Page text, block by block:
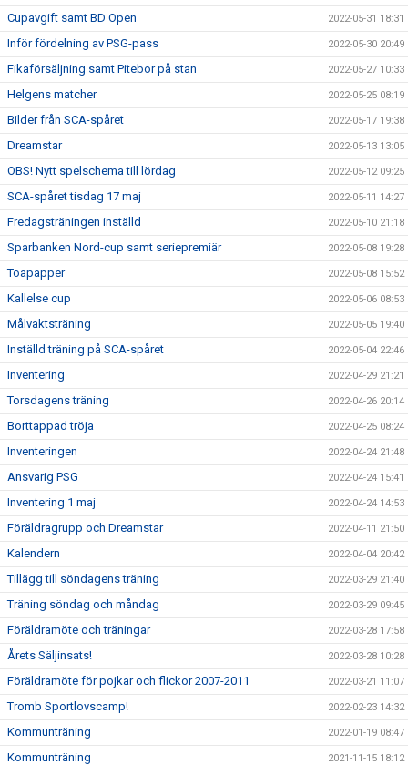
Cupavgift samt BD Open 2022-05-31 18:31
Inför fördelning av PSG-pass 2022-05-30 20:49
Fikaförsäljning samt Pitebor på stan 2022-05-27 10:33
Helgens matcher 2022-05-25 08:19
Bilder från SCA-spåret 2022-05-17 19:38
Dreamstar 2022-05-13 13:05
OBS! Nytt spelschema till lördag 2022-05-12 09:25
SCA-spåret tisdag 17 maj 2022-05-11 14:27
Fredagsträningen inställd 2022-05-10 21:18
Sparbanken Nord-cup samt seriepremiär 2022-05-08 19:28
Toapapper 2022-05-08 15:52
Kallelse cup 2022-05-06 08:53
Målvaktsträning 2022-05-05 19:40
Inställd träning på SCA-spåret 2022-05-04 22:46
Inventering 2022-04-29 21:21
Torsdagens träning 2022-04-26 20:14
Borttappad tröja 2022-04-25 08:24
Inventeringen 2022-04-24 21:48
Ansvarig PSG 2022-04-24 15:41
Inventering 1 maj 2022-04-24 14:53
Föräldragrupp och Dreamstar 2022-04-11 21:50
Kalendern 2022-04-04 20:42
Tillägg till söndagens träning 2022-03-29 21:40
Träning söndag och måndag 2022-03-29 09:45
Föräldramöte och träningar 2022-03-28 17:58
Årets Säljinsats! 2022-03-28 10:28
Föräldramöte för pojkar och flickor 2007-2011 2022-03-21 11:07
Tromb Sportlovscamp! 2022-02-23 14:32
Kommunträning 2022-01-19 08:47
Kommunträning 2021-11-15 18:12